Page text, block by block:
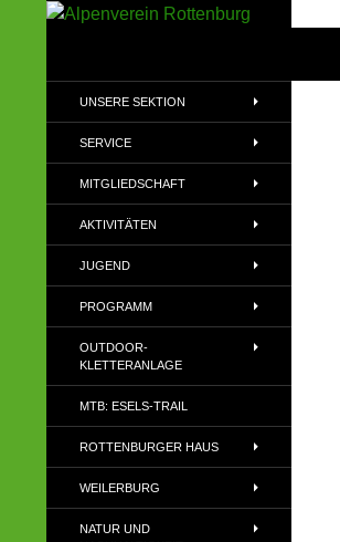
Alpenvereins (DAV) e.V
UNSERE SEKTION
SERVICE
MITGLIEDSCHAFT
AKTIVITÄTEN
JUGEND
PROGRAMM
OUTDOOR-
KLETTERANLAGE
MTB: ESELS-TRAIL
ROTTENBURGER HAUS
WEILERBURG
NATUR UND